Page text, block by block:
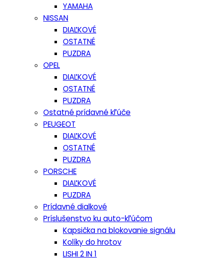
YAMAHA
NISSAN
DIAĽKOVÉ
OSTATNÉ
PUZDRA
OPEL
DIAĽKOVÉ
OSTATNÉ
PUZDRA
Ostatné prídavné kľúče
PEUGEOT
DIAĽKOVÉ
OSTATNÉ
PUZDRA
PORSCHE
DIAĽKOVÉ
PUZDRA
Prídavné dialkové
Príslušenstvo ku auto-kľúčom
Kapsička na blokovanie signálu
Kolíky do hrotov
LISHI 2 IN 1